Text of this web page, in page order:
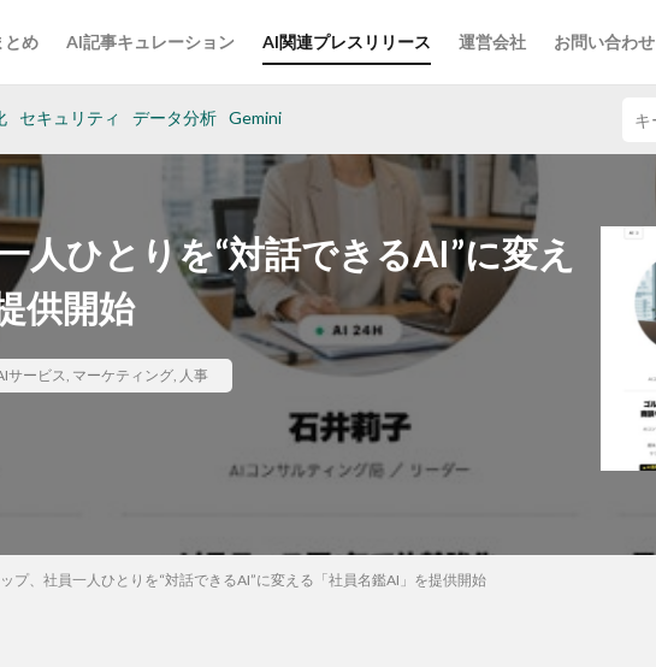
とめ AI記事キュレーション AI関連プレスリリース 運営会社 お問い合わせ
セキュリティ データ分析 Gemini
人ひとりを“対話できるAI”に変え
供開始
サービス, マーケティング, 人事
プ、社員一人ひとりを“対話できるAI”に変える「社員名鑑AI」を提供開始